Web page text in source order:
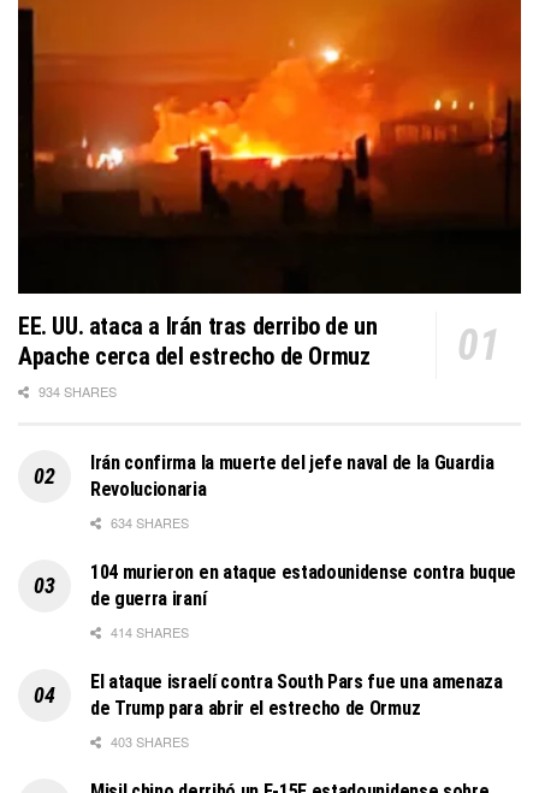
EE. UU. ataca a Irán tras derribo de un
Apache cerca del estrecho de Ormuz
934 SHARES
Irán confirma la muerte del jefe naval de la Guardia
Revolucionaria
634 SHARES
104 murieron en ataque estadounidense contra buque
de guerra iraní
414 SHARES
El ataque israelí contra South Pars fue una amenaza
de Trump para abrir el estrecho de Ormuz
403 SHARES